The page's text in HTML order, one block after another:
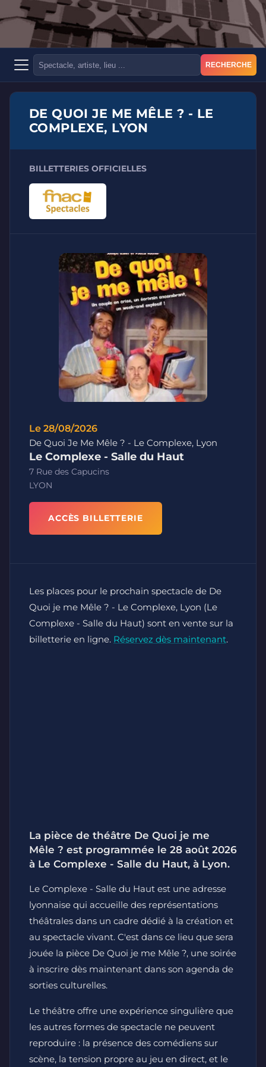
RECHERCHE
DE QUOI JE ME MÊLE ? - LE
COMPLEXE, LYON
BILLETTERIES OFFICIELLES
Le 28/08/2026
De Quoi Je Me Mêle ? - Le Complexe, Lyon
Le Complexe - Salle du Haut
7 Rue des Capucins
LYON
ACCÈS BILLETTERIE
Les places pour le prochain spectacle de De
Quoi je me Mêle ? - Le Complexe, Lyon (Le
Complexe - Salle du Haut) sont en vente sur la
billetterie en ligne. Réservez dès maintenant.
La pièce de théâtre De Quoi je me
Mêle ? est programmée le 28 août 2026
à Le Complexe - Salle du Haut, à Lyon.
Le Complexe - Salle du Haut est une adresse
lyonnaise qui accueille des représentations
théâtrales dans un cadre dédié à la création et
au spectacle vivant. C'est dans ce lieu que sera
jouée la pièce De Quoi je me Mêle ?, une soirée
à inscrire dès maintenant dans son agenda de
sorties culturelles.
Le théâtre offre une expérience singulière que
les autres formes de spectacle ne peuvent
reproduire : la présence des comédiens sur
scène, la tension propre au jeu en direct, et le